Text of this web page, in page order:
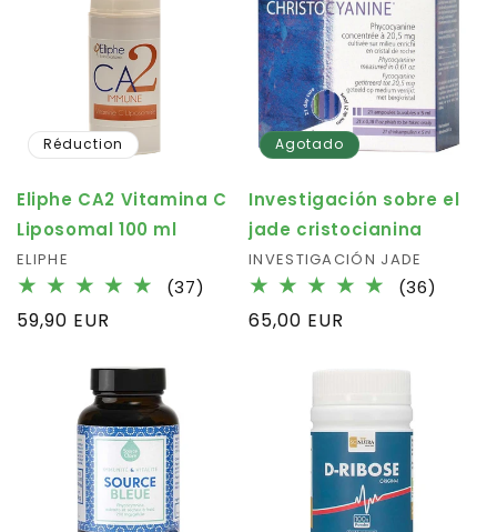
Réduction
Eliphe CA2 Vitamina C
Liposomal 100 ml
Fournisseur :
ELIPHE
(37)
Prix
59,90 EUR
Agotado
Investigación sobre el
jade cristocianina
Fournisseur :
INVESTIGACIÓN JADE
(36)
Prix
65,00 EUR